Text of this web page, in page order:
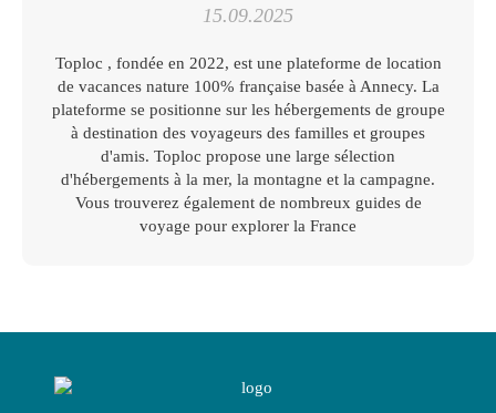
15.09.2025
Toploc , fondée en 2022, est une plateforme de location
de vacances nature 100% française basée à Annecy. La
plateforme se positionne sur les hébergements de groupe
à destination des voyageurs des familles et groupes
d'amis. Toploc propose une large sélection
d'hébergements à la mer, la montagne et la campagne.
Vous trouverez également de nombreux guides de
voyage pour explorer la France